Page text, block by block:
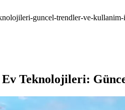
guncel-trendler-ve-
Ev Teknolojileri: